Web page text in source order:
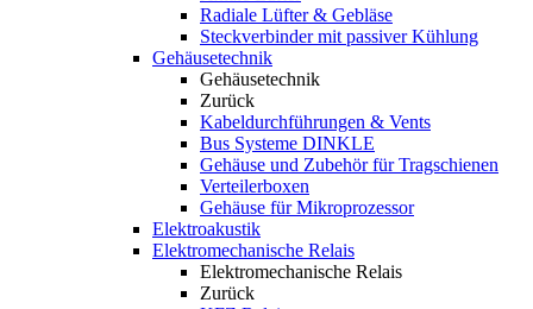
Radiale Lüfter & Gebläse
Steckverbinder mit passiver Kühlung
Gehäusetechnik
Gehäusetechnik
Zurück
Kabeldurchführungen & Vents
Bus Systeme DINKLE
Gehäuse und Zubehör für Tragschienen
Verteilerboxen
Gehäuse für Mikroprozessor
Elektroakustik
Elektromechanische Relais
Elektromechanische Relais
Zurück